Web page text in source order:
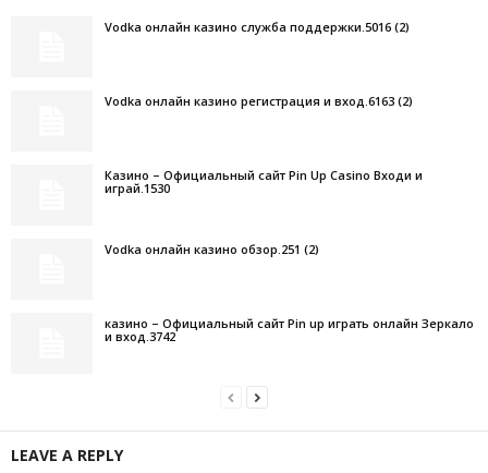
Vodka онлайн казино служба поддержки.5016 (2)
Vodka онлайн казино регистрация и вход.6163 (2)
Казино – Официальный сайт Pin Up Casino Входи и
играй.1530
Vodka онлайн казино обзор.251 (2)
казино – Официальный сайт Pin up играть онлайн Зеркало
и вход.3742
LEAVE A REPLY